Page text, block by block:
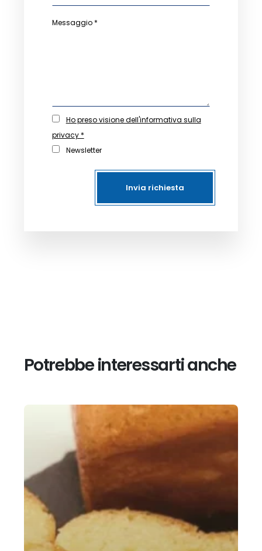
Messaggio *
Ho preso visione dell'informativa sulla
privacy *
Newsletter
Invia richiesta
Potrebbe interessarti anche